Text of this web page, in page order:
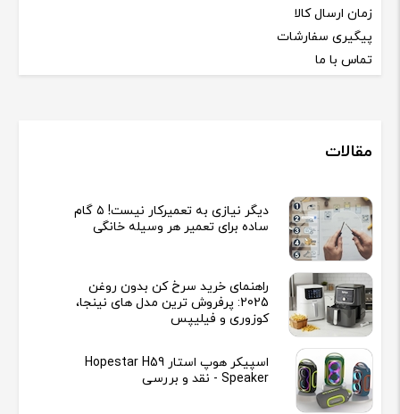
زمان ارسال کالا
پیگیری سفارشات
تماس با ما
مقالات
دیگر نیازی به تعمیرکار نیست! ۵ گام
ساده برای تعمیر هر وسیله خانگی
راهنمای خرید سرخ کن بدون روغن
2025: پرفروش ترین مدل های نینجا،
کوزوری و فیلیپس
اسپیکر هوپ استار Hopestar H59
Speaker - نقد و بررسی